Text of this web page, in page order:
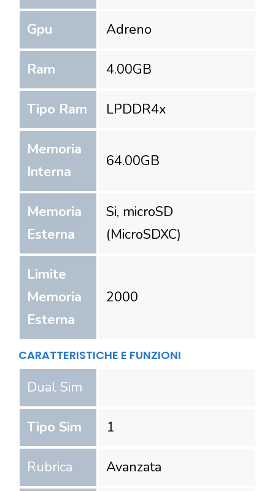
Gpu Adreno
Ram 4.00GB
Tipo Ram LPDDR4x
Memoria
Interna
64.00GB
Memoria
Esterna
Si, microSD
(MicroSDXC)
Limite
Memoria
Esterna
2000
CARATTERISTICHE E FUNZIONI
Dual Sim
Tipo Sim 1
Rubrica Avanzata